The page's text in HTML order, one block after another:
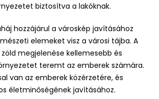
biztosítva a lakóknak.
hozzájárul a városkép javításához
elemeket visz a városi tájba. A
megjelenése kellemesebb és
teremt az emberek számára.
van az emberek közérzetére, és
életminőségének javításához.